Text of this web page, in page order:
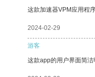
这款加速器VPM应用程
2024-02-29
游客
这款app的用户界面简